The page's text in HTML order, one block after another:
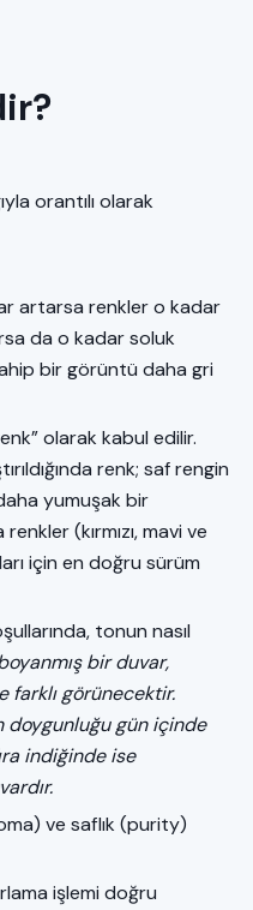
orantılı olarak
artarsa renkler o kadar
da o kadar soluk
bir görüntü daha gri
olarak kabul edilir.
renk; saf rengin
yumuşak bir
(kırmızı, mavi ve
için en doğru sürüm
tonun nasıl
bir duvar,
farklı görünecektir.
doygunluğu gün içinde
indiğinde ise
ve saflık (purity)
işlemi doğru